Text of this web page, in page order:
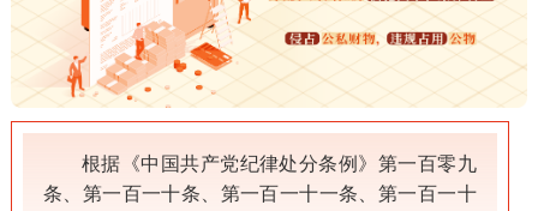
根据《中国共产党纪律处分条例》第一百零九
条、第一百一十条、第一百一十一条、第一百一十